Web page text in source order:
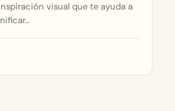
visual que te ayuda a